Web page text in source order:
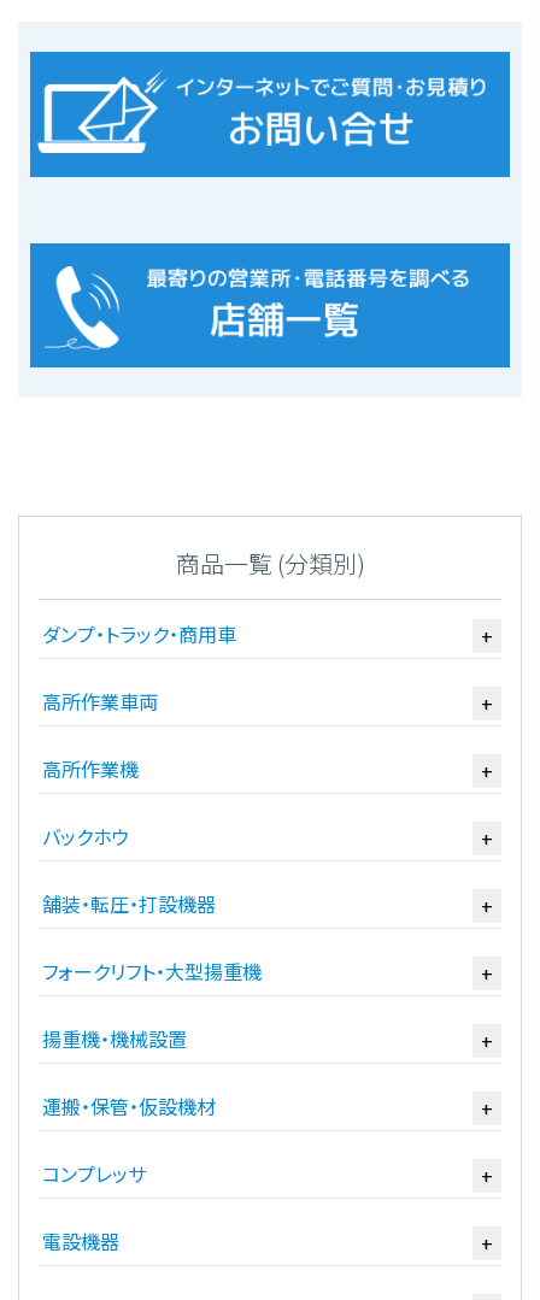
商品一覧 (分類別)
ダンプ・トラック・商用車 +
高所作業車両 +
高所作業機 +
バックホウ +
舗装・転圧・打設機器 +
フォークリフト・大型揚重機 +
揚重機・機械設置 +
運搬・保管・仮設機材 +
コンプレッサ +
電設機器 +